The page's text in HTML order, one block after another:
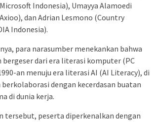
Indonesia), Umayya Alamoedi
dan Adrian Lesmono (Country
Indonesia).
para narasumber menekankan bahwa
bergeser dari era literasi komputer (PC
an menuju era literasi AI (AI Literacy), di
dengan kecerdasan buatan
di dunia kerja.
tersebut, peserta diperkenalkan dengan